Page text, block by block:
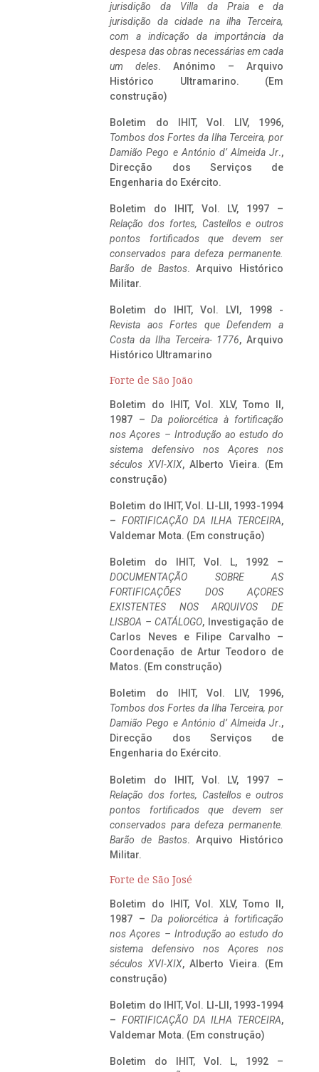
jurisdição da Villa da Praia e da
jurisdição da cidade na ilha Terceira,
com a indicação da importância da
despesa das obras necessárias em cada
um deles. Anónimo – Arquivo
Histórico Ultramarino. (Em
construção)
Boletim do IHIT, Vol. LIV, 1996,
Tombos dos Fortes da Ilha Terceira, por
Damião Pego e António d’ Almeida Jr.,
Direcção dos Serviços de
Engenharia do Exército.
Boletim do IHIT, Vol. LV, 1997 –
Relação dos fortes, Castellos e outros
pontos fortificados que devem ser
conservados para defeza permanente.
Barão de Bastos. Arquivo Histórico
Militar.
Boletim do IHIT, Vol. LVI, 1998 -
Revista aos Fortes que Defendem a
Costa da Ilha Terceira- 1776, Arquivo
Histórico Ultramarino
Forte de São João
Boletim do IHIT, Vol. XLV, Tomo II,
1987 – Da poliorcética à fortificação
nos Açores – Introdução ao estudo do
sistema defensivo nos Açores nos
séculos XVI-XIX, Alberto Vieira. (Em
construção)
Boletim do IHIT, Vol. LI-LII, 1993-1994
– FORTIFICAÇÃO DA ILHA TERCEIRA,
Valdemar Mota. (Em construção)
Boletim do IHIT, Vol. L, 1992 –
DOCUMENTAÇÃO SOBRE AS
FORTIFICAÇÕES DOS AÇORES
EXISTENTES NOS ARQUIVOS DE
LISBOA – CATÁLOGO, Investigação de
Carlos Neves e Filipe Carvalho –
Coordenação de Artur Teodoro de
Matos. (Em construção)
Boletim do IHIT, Vol. LIV, 1996,
Tombos dos Fortes da Ilha Terceira, por
Damião Pego e António d’ Almeida Jr.,
Direcção dos Serviços de
Engenharia do Exército.
Boletim do IHIT, Vol. LV, 1997 –
Relação dos fortes, Castellos e outros
pontos fortificados que devem ser
conservados para defeza permanente.
Barão de Bastos. Arquivo Histórico
Militar.
Forte de São José
Boletim do IHIT, Vol. XLV, Tomo II,
1987 – Da poliorcética à fortificação
nos Açores – Introdução ao estudo do
sistema defensivo nos Açores nos
séculos XVI-XIX, Alberto Vieira. (Em
construção)
Boletim do IHIT, Vol. LI-LII, 1993-1994
– FORTIFICAÇÃO DA ILHA TERCEIRA,
Valdemar Mota. (Em construção)
Boletim do IHIT, Vol. L, 1992 –